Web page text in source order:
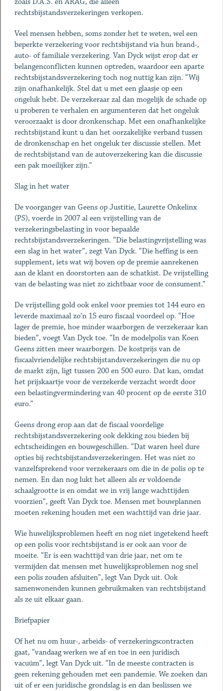
rechtsbijstandsverzekeringen verkopen.
Veel mensen hebben, soms zonder het te weten, wel een
beperkte verzekering voor rechtsbijstand via hun brand-,
auto- of familiale verzekering. Van Dyck wijst erop dat er
belangenconflicten kunnen optreden, waardoor een aparte
rechtsbijstandsverzekering toch nog nuttig kan zijn. “Wij
zijn onafhankelijk. Stel dat u met een glaasje op een
ongeluk hebt. De verzekeraar zal dan mogelijk de schade op
u proberen te verhalen en argumenteren dat het ongeluk
veroorzaakt is door dronkenschap. Met een onafhankelijke
rechtsbijstand kunt u dan het oorzakelijke verband tussen
de dronkenschap en het ongeluk ter discussie stellen. Met
de rechtsbijstand van de autoverzekering kan die discussie
een pak moeilijker zijn.”
Slag in het water
De voorganger van Geens op Justitie, Laurette Onkelinx
(PS), voerde in 2007 al een vrijstelling van de
verzekeringsbelasting in voor bepaalde
rechtsbijstandsverzekeringen. “Die belastingvrijstelling was
een slag in het water”, zegt Van Dyck. “Die heffing is een
supplement, iets wat wij boven op de premie aanrekenen
aan de klant en doorstorten aan de schatkist. De vrijstelling
van de belasting was niet zo zichtbaar voor de consument.”
De vrijstelling gold ook enkel voor premies tot 144 euro en
leverde maximaal zo’n 15 euro fiscaal voordeel op. “Hoe
lager de premie, hoe minder waarborgen de verzekeraar kan
bieden”, voegt Van Dyck toe. “In de modelpolis van Koen
Geens zitten meer waarborgen. De kostprijs van de
fiscaalvriendelijke rechtsbijstandsverzekeringen die nu op
de markt zijn, ligt tussen 200 en 500 euro. Dat kan, omdat
het prijskaartje voor de verzekerde verzacht wordt door
een belastingvermindering van 40 procent op de eerste 310
euro.”
Geens drong erop aan dat de fiscaal voordelige
rechtsbijstandsverzekering ook dekking zou bieden bij
echtscheidingen en bouwgeschillen. “Dat waren heel dure
opties bij rechtsbijstandsverzekeringen. Het was niet zo
vanzelfsprekend voor verzekeraars om die in de polis op te
nemen. En dan nog lukt het alleen als er voldoende
schaalgrootte is en omdat we in vrij lange wachttijden
voorzien”, geeft Van Dyck toe. Mensen met bouwplannen
moeten rekening houden met een wachttijd van drie jaar.
Wie huwelijksproblemen heeft en nog niet ingetekend heeft
op een polis voor rechtsbijstand is er ook aan voor de
moeite. “Er is een wachttijd van drie jaar, net om te
vermijden dat mensen met huwelijksproblemen nog snel
een polis zouden afsluiten”, legt Van Dyck uit. Ook
samenwonenden kunnen gebruikmaken van rechtsbijstand
als ze uit elkaar gaan.
Briefpapier
Of het nu om huur-, arbeids- of verzekeringscontracten
gaat, “vandaag werken we af en toe in een juridisch
vacuüm”, legt Van Dyck uit. “In de meeste contracten is
geen rekening gehouden met een pandemie. We zoeken dan
uit of er een juridische grondslag is en dan beslissen we